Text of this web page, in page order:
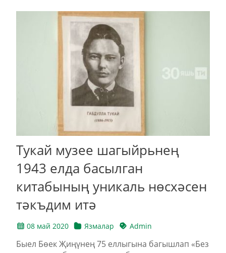
Тукай музее шагыйрьнең
1943 елда басылган
китабының уникаль нөсхәсен
тәкъдим итә
08 май 2020 Язмалар Admin
Быел Бөек Җиңүнең 75 еллыгына багышлап «Без